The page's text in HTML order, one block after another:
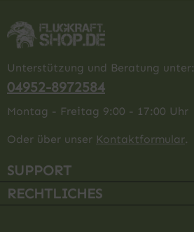
Unterstützung und Beratung unter:
04952-8972584
Montag - Freitag 9:00 - 17:00 Uhr
Oder über unser Kontaktformular.
SUPPORT
RECHTLICHES